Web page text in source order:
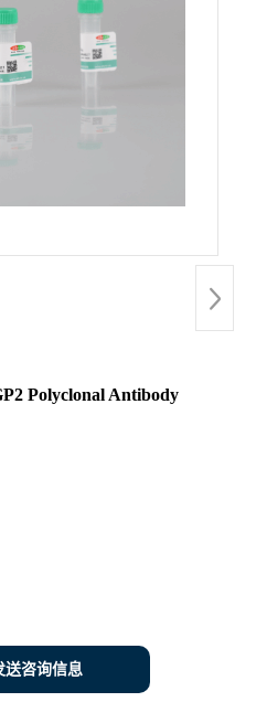
Polyclonal Antibody
送咨询信息